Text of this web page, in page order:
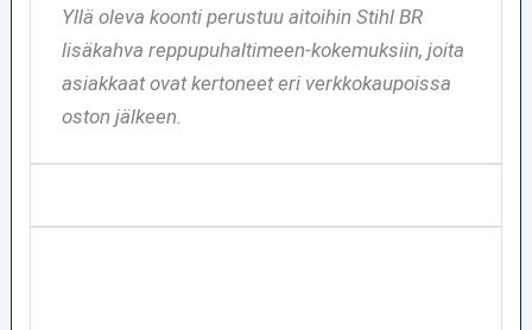
Yllä oleva koonti perustuu aitoihin Stihl BR
lisäkahva reppupuhaltimeen-kokemuksiin, joita
asiakkaat ovat kertoneet eri verkkokaupoissa
oston jälkeen.